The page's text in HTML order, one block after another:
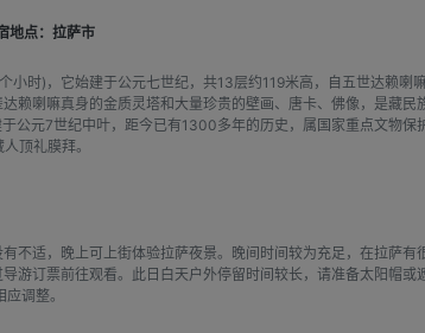
点：拉萨市
时)，它始建于公元七世纪，共13层约119米高，自五世达赖喇
赖喇嘛真身的金质灵塔和大量珍贵的壁画、唐卡、佛像，是藏
公元7世纪中叶，距今已有1300多年的历史，属国家重点文物
顶礼膜拜。
适，晚上可上街体验拉萨夜景。晚间时间较为充足，在拉萨有
订票前往观看。此日白天户外停留时间较长，请准备太阳帽或
调整。